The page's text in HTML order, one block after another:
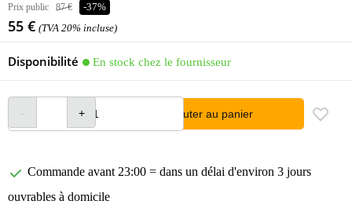
Prix public 87 € -37%
55 € (TVA 20% incluse)
Disponibilité En stock chez le fournisseur
Ajouter au panier
Commande avant 23:00 = dans un délai d'environ 3 jours
ouvrables à domicile